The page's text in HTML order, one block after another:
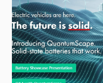
5일 종가 기준 테슬라 보유
달합니다. 머스크는 "나는
않으며 주식만 갖고 있어 세
결론이 나오든 설문 결과를
지에 대한 언급은 없었습니
10%를 매각한다면 대규모
전망입니다. 일각에서는 머